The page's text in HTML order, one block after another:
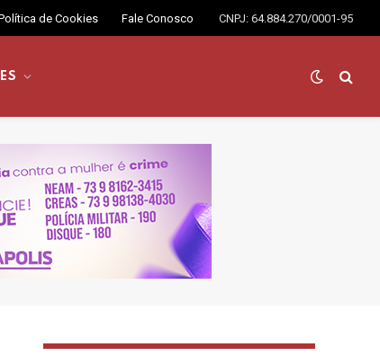
de Cookies Fale Conosco CNPJ: 64.884.270/0001-95